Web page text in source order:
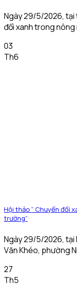
Ngày 29/5/2026, tại
đổi xanh trong nông
03
Th6
Hội thảo ” Chuyển đổi
trường”
Ngày 29/5/2026, tại
Văn Khéo, phường
27
Th5